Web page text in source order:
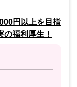
円以上を目指
福利厚生！